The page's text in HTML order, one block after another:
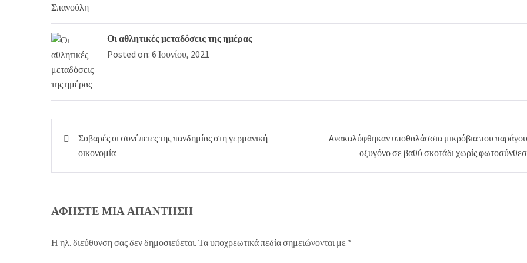
Οι αθλητικές μεταδόσεις της ημέρας
Posted on: 6 Ιουνίου, 2021
Πλοήγηση
άρθρων
Σοβαρές οι συνέπειες της πανδημίας στη γερμανική
οικονομία
Aνακαλύφθηκαν υποθαλάσσια μικρόβια που
οξυγόνο σε βαθύ σκοτάδι χωρίς
ΑΦΉΣΤΕ ΜΙΑ ΑΠΆΝΤΗΣΗ
Η ηλ. διεύθυνση σας δεν δημοσιεύεται. Τα υποχρεωτικά πεδία σημειώνονται με *